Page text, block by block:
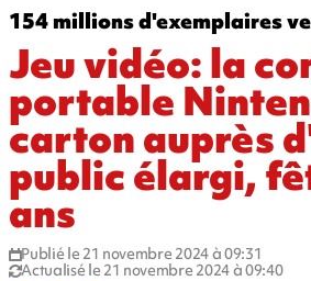
154 millions d'exemplaires
Jeu vidéo: la
portable
carton auprès
public élargi,
ans
Publié le 21 novembre 2024 à 09:31
Actualisé le 21 novembre 2024 à 09:40